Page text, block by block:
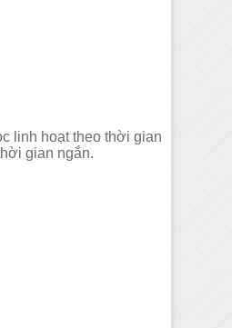
linh hoạt theo thời gian
gian ngắn.